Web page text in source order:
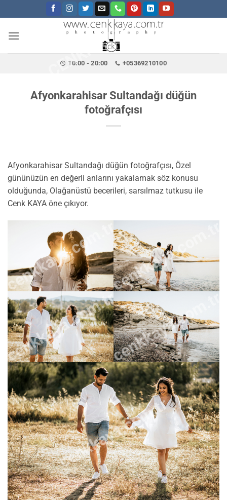
atla
CENKKAYA.COM.TR
10:00 - 20:00 +05369210100
Afyonkarahisar Sultandağı düğün
fotoğrafçısı
Afyonkarahisar Sultandağı düğün fotoğrafçısı, Özel
gününüzün en değerli anlarını yakalamak söz konusu
olduğunda, Olağanüstü becerileri, sarsılmaz tutkusu ile
Cenk KAYA öne çıkıyor.
cenkkaya.com.trcenkkaya.com.tr
cenkkaya.com.trcenkkaya.com.tr
cenkkaya.com.tr